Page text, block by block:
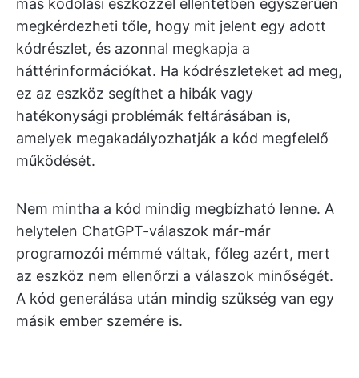
más kódolási eszközzel ellentétben egyszerűen
megkérdezheti tőle, hogy mit jelent egy adott
kódrészlet, és azonnal megkapja a
háttérinformációkat. Ha kódrészleteket ad meg,
ez az eszköz segíthet a hibák vagy
hatékonysági problémák feltárásában is,
amelyek megakadályozhatják a kód megfelelő
működését.
Nem mintha a kód mindig megbízható lenne. A
helytelen ChatGPT-válaszok már-már
programozói mémmé váltak, főleg azért, mert
az eszköz nem ellenőrzi a válaszok minőségét.
A kód generálása után mindig szükség van egy
másik ember szemére is.